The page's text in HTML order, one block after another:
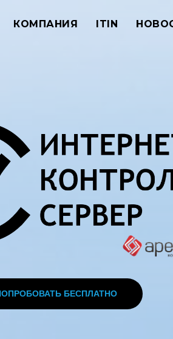
КОМПАНИЯ ITIN
БЕСПЛАТНО